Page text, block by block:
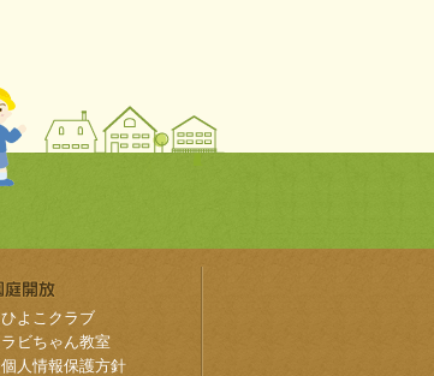
ひよこクラブ
ラビちゃん教室
個人情報保護方針